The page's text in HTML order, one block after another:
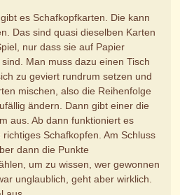
es Schafkopfkarten. Die kann
Das sind quasi dieselben Karten
nur dass sie auf Papier
Man muss dazu einen Tisch
zu geviert rundrum setzen und
mischen, also die Reihenfolge
ändern. Dann gibt einer die
aus. Ab dann funktioniert es
richtiges Schafkopfen. Am Schluss
dann die Punkte
um zu wissen, wer gewonnen
unglaublich, geht aber wirklich.